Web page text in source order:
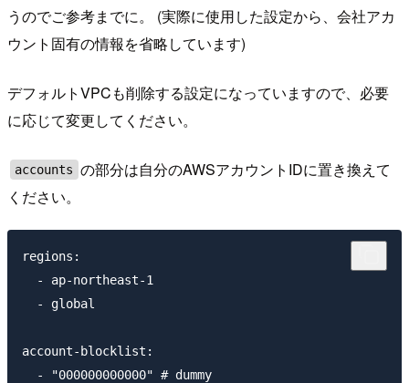
うのでご参考までに。 (実際に使用した設定から、会社アカ
ウント固有の情報を省略しています)
デフォルトVPCも削除する設定になっていますので、必要
に応じて変更してください。
accounts の部分は自分のAWSアカウントIDに置き換えて
ください。
regions:
  - ap-northeast-1
  - global
account-blocklist:
  - "000000000000" # dummy